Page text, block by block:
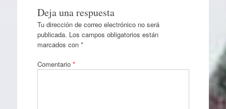
Deja una respuesta
Tu dirección de correo electrónico no será
publicada. Los campos obligatorios están
marcados con *
Comentario *